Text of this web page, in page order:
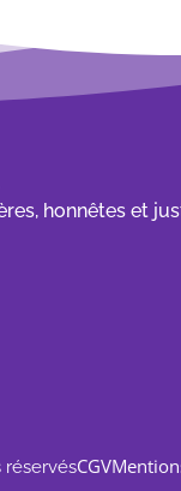
honnêtes et
réservésCGV